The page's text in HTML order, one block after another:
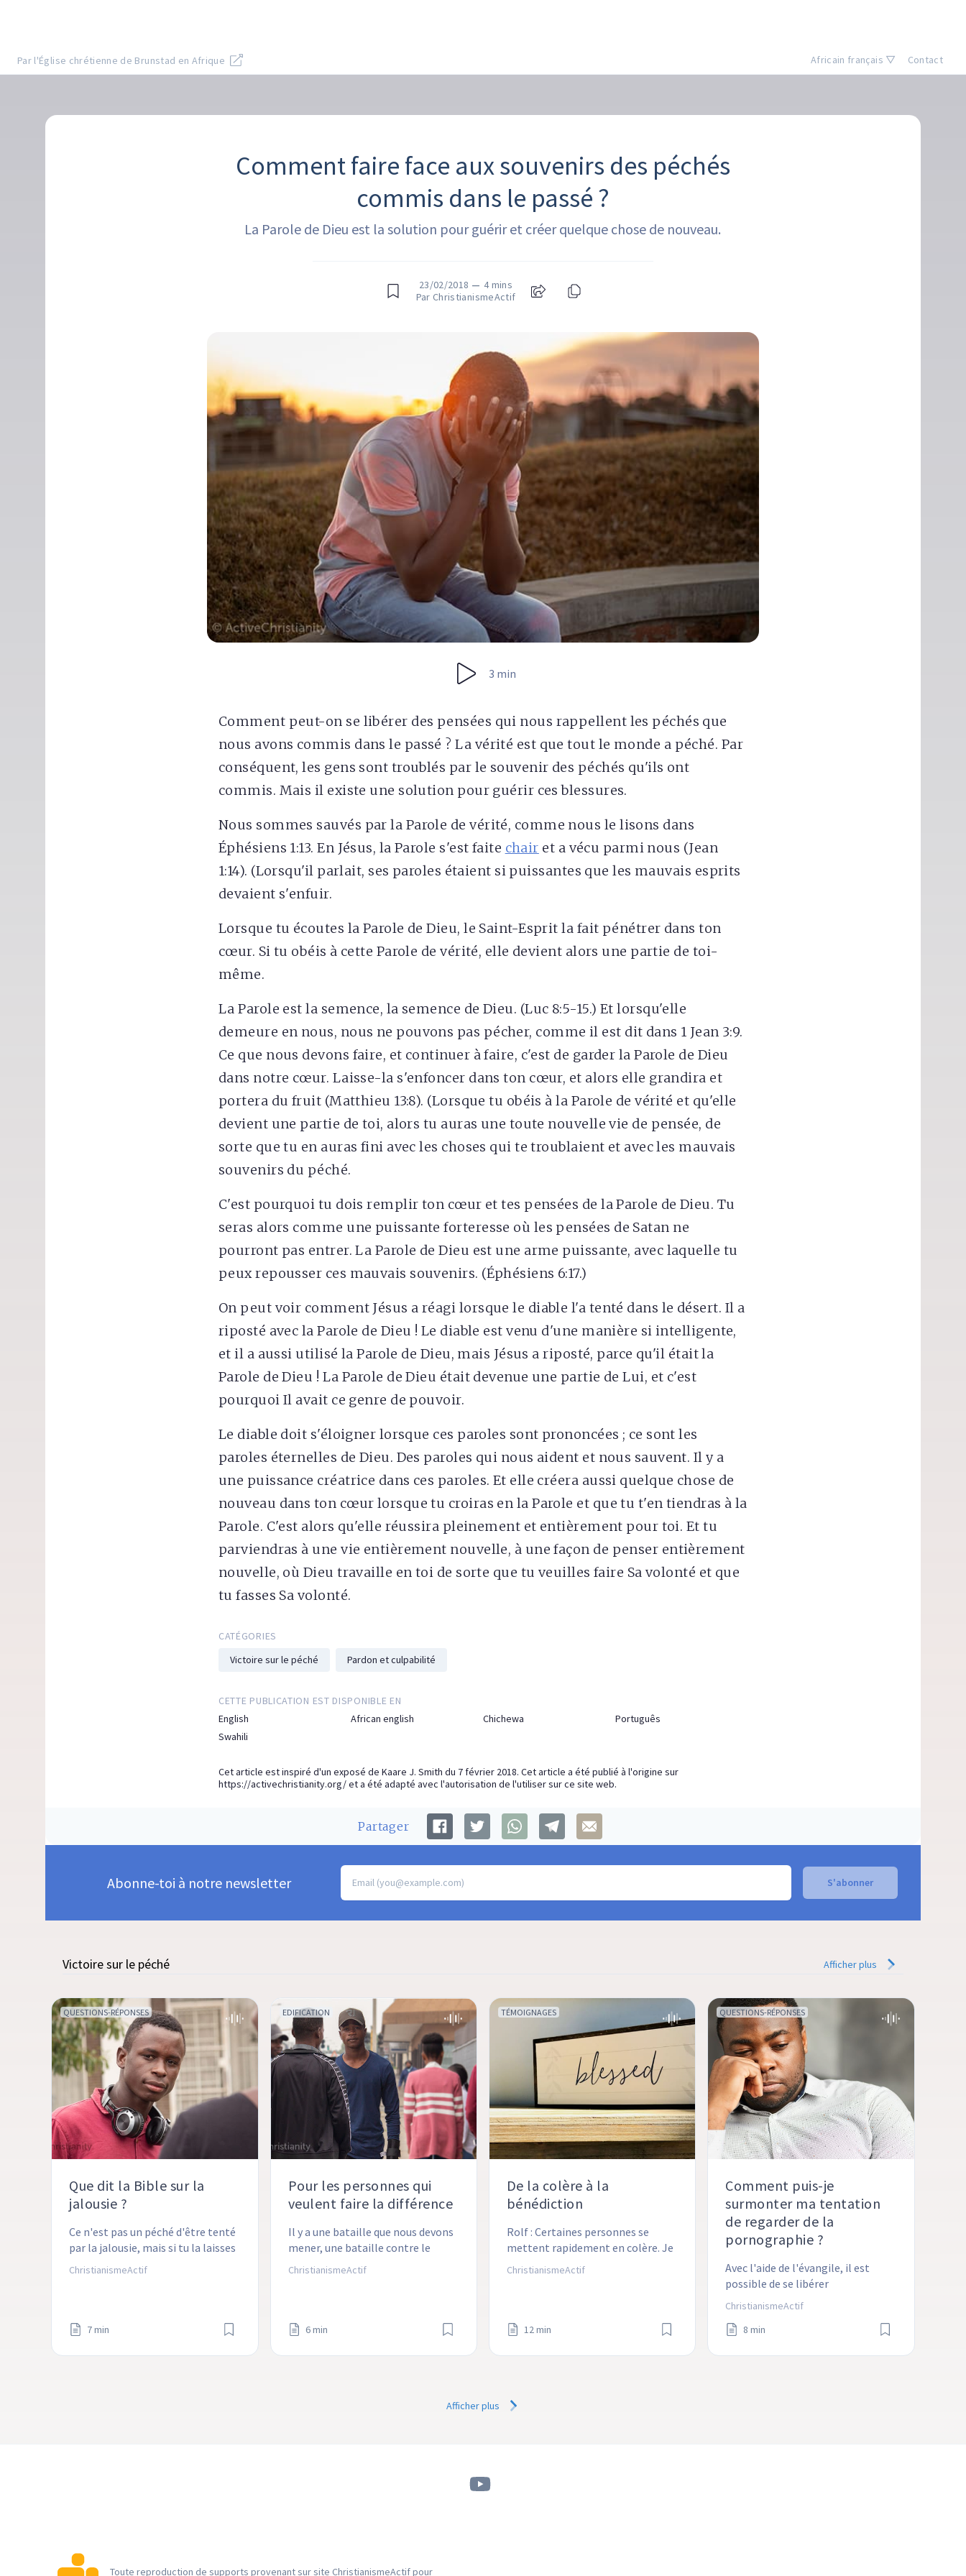
Par l'Église chrétienne de Brunstad en Afrique Africain français ▽ Contact
Comment faire face aux souvenirs des péchés
commis dans le passé ?
La Parole de Dieu est la solution pour guérir et créer quelque chose de nouveau.
23/02/2018 — 4 mins
Par ChristianismeActif
3 min
Comment peut-on se libérer des pensées qui nous rappellent les péchés que
nous avons commis dans le passé ? La vérité est que tout le monde a péché. Par
conséquent, les gens sont troublés par le souvenir des péchés qu'ils ont
commis. Mais il existe une solution pour guérir ces blessures.
Nous sommes sauvés par la Parole de vérité, comme nous le lisons dans
Éphésiens 1:13. En Jésus, la Parole s'est faite chair et a vécu parmi nous (Jean
1:14). (Lorsqu'il parlait, ses paroles étaient si puissantes que les mauvais esprits
devaient s'enfuir.
Lorsque tu écoutes la Parole de Dieu, le Saint-Esprit la fait pénétrer dans ton
cœur. Si tu obéis à cette Parole de vérité, elle devient alors une partie de toi-
même.
La Parole est la semence, la semence de Dieu. (Luc 8:5-15.) Et lorsqu'elle
demeure en nous, nous ne pouvons pas pécher, comme il est dit dans 1 Jean 3:9.
Ce que nous devons faire, et continuer à faire, c'est de garder la Parole de Dieu
dans notre cœur. Laisse-la s'enfoncer dans ton cœur, et alors elle grandira et
portera du fruit (Matthieu 13:8). (Lorsque tu obéis à la Parole de vérité et qu'elle
devient une partie de toi, alors tu auras une toute nouvelle vie de pensée, de
sorte que tu en auras fini avec les choses qui te troublaient et avec les mauvais
souvenirs du péché.
C'est pourquoi tu dois remplir ton cœur et tes pensées de la Parole de Dieu. Tu
seras alors comme une puissante forteresse où les pensées de Satan ne
pourront pas entrer. La Parole de Dieu est une arme puissante, avec laquelle tu
peux repousser ces mauvais souvenirs. (Éphésiens 6:17.)
On peut voir comment Jésus a réagi lorsque le diable l'a tenté dans le désert. Il a
riposté avec la Parole de Dieu ! Le diable est venu d'une manière si intelligente,
et il a aussi utilisé la Parole de Dieu, mais Jésus a riposté, parce qu'il était la
Parole de Dieu ! La Parole de Dieu était devenue une partie de Lui, et c'est
pourquoi Il avait ce genre de pouvoir.
Le diable doit s'éloigner lorsque ces paroles sont prononcées ; ce sont les
paroles éternelles de Dieu. Des paroles qui nous aident et nous sauvent. Il y a
une puissance créatrice dans ces paroles. Et elle créera aussi quelque chose de
nouveau dans ton cœur lorsque tu croiras en la Parole et que tu t'en tiendras à la
Parole. C'est alors qu'elle réussira pleinement et entièrement pour toi. Et tu
parviendras à une vie entièrement nouvelle, à une façon de penser entièrement
nouvelle, où Dieu travaille en toi de sorte que tu veuilles faire Sa volonté et que
tu fasses Sa volonté.
CATÉGORIES
Victoire sur le péché
Pardon et culpabilité
CETTE PUBLICATION EST DISPONIBLE EN
English
African english Chichewa
Português
Swahili
Cet article est inspiré d'un exposé de Kaare J. Smith du 7 février 2018. Cet article a été publié à l'origine sur
https://activechristianity.org/et a été adapté avec l'autorisation de l'utiliser sur ce site web.
Partager
Abonne-toi à notre newsletter
Victoire sur le péché Afficher plus
QUESTIONS-RÉPONSES
Que dit la Bible sur la
jalousie ?
Ce n'est pas un péché d'être tenté
par la jalousie, mais si tu la laisses
vivre et grandir, elle peut détruire
ChristianismeActif
7 min
EDIFICATION
Pour les personnes qui
veulent faire la différence
Il y a une bataille que nous devons
mener, une bataille contre le
péché - qui est la racine de toute
ChristianismeActif
6 min
TÉMOIGNAGES
De la colère à la
bénédiction
Rolf : Certaines personnes se
mettent rapidement en colère. Je
suis l'une d'entre elles.
ChristianismeActif
12 min
QUESTIONS-RÉPONSES
Comment puis-je
surmonter ma tentation
de regarder de la
pornographie ?
Avec l'aide de l'évangile, il est
possible de se libérer
complètement de la
ChristianismeActif
8 min
Afficher plus
Toute reproduction de supports provenant sur site ChristianismeActif pour